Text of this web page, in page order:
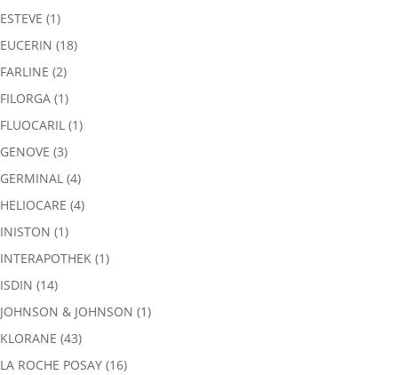
ESTEVE (1)
EUCERIN (18)
FARLINE (2)
FILORGA (1)
FLUOCARIL (1)
GENOVE (3)
GERMINAL (4)
HELIOCARE (4)
INISTON (1)
INTERAPOTHEK (1)
ISDIN (14)
JOHNSON & JOHNSON (1)
KLORANE (43)
LA ROCHE POSAY (16)